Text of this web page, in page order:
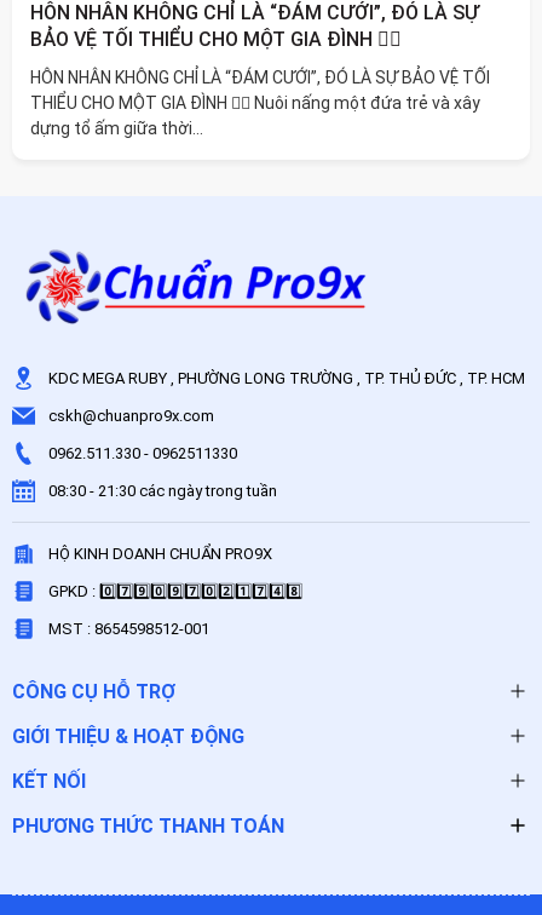
HÔN NHÂN KHÔNG CHỈ LÀ “ĐÁM CƯỚI”, ĐÓ LÀ SỰ
BẢO VỆ TỐI THIỂU CHO MỘT GIA ĐÌNH 🏳️‍🌈
HÔN NHÂN KHÔNG CHỈ LÀ “ĐÁM CƯỚI”, ĐÓ LÀ SỰ BẢO VỆ TỐI
THIỂU CHO MỘT GIA ĐÌNH 🏳️‍🌈 Nuôi nấng một đứa trẻ và xây
dựng tổ ấm giữa thời...
KDC MEGA RUBY , PHƯỜNG LONG TRƯỜNG , TP. THỦ ĐỨC , TP. HCM
cskh@chuanpro9x.com
0962.511.330 - 0962511330
08:30 - 21:30 các ngày trong tuần
HỘ KINH DOANH CHUẨN PRO9X
GPKD : 0️⃣7️⃣9️⃣0️⃣9️⃣7️⃣0️⃣2️⃣1️⃣7️⃣4️⃣8️⃣
MST : 8654598512-001
CÔNG CỤ HỖ TRỢ
GIỚI THIỆU & HOẠT ĐỘNG
KẾT NỐI
PHƯƠNG THỨC THANH TOÁN